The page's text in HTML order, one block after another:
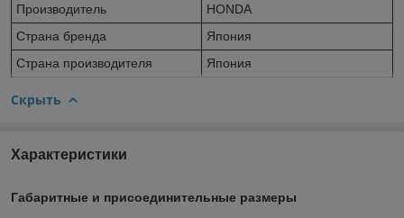
Производитель
HONDA
Страна бренда
Япония
Страна производителя
Япония
Скрыть
Характеристики
Габаритные и присоединительные размеры